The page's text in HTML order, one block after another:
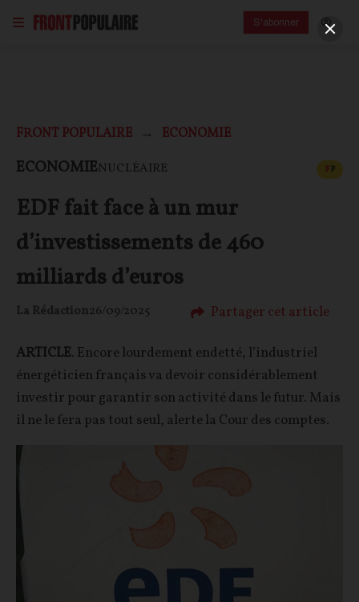
S'abonner
FRONT POPULAIRE ECONOMIE
ECONOMIENUCLÉAIRE FP
EDF fait face à un mur
d’investissements de 460
milliards d’euros
La Rédaction26/09/2025 Partager cet article
ARTICLE. Encore lourdement endetté, l’industriel
énergéticien français va devoir considérablement
investir pour garantir son activité dans le futur. Mais
il ne le fera pas tout seul, alerte la Cour des comptes.